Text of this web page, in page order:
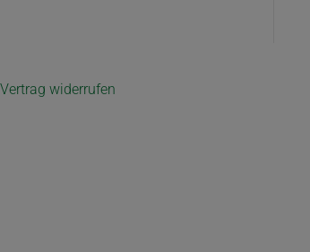
Vertrag widerrufen